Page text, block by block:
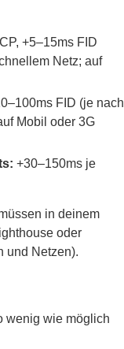
+5–15ms FID
Netz; auf
FID (je nach
Mobil oder 3G
+30–150ms je
in deinem
oder
und Netzen).
wenig wie möglich